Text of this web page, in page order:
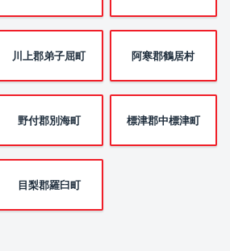
川上郡弟子屈町 阿寒郡鶴居村
野付郡別海町 標津郡中標津町
目梨郡羅臼町